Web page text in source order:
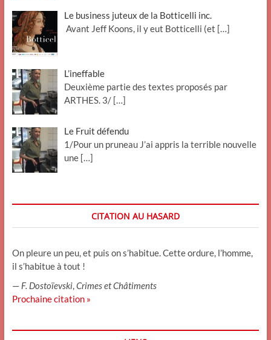
Le business juteux de la Botticelli inc.
Avant Jeff Koons, il y eut Botticelli (et […]
L’ineffable
Deuxième partie des textes proposés par
ARTHES. 3/ […]
Le Fruit défendu
1/Pour un pruneau J’ai appris la terrible nouvelle
une […]
CITATION AU HASARD
On pleure un peu, et puis on s’habitue. Cette ordure, l’homme,
il s’habitue à tout !
— F. Dostoïevski,Crimes et Châtiments
Prochaine citation »